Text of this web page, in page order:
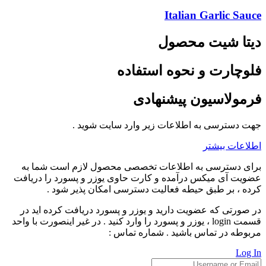
Italian Garlic Sauce
دیتا شیت محصول
فلوچارت و نحوه استفاده
فرمولاسیون پیشنهادی
جهت دسترسی به اطلاعات زیر وارد سایت شوید .
اطلاعات بیشتر
برای دسترسی به اطلاعات تخصصی محصول لازم است شما به
عضویت آی میکس درآمده و کارت حاوی یوزر و پسورد را دریافت
کرده ، بر طبق حیطه فعالیت دسترسی امکان پذیر شود .
در صورتی که عضویت دارید و یوزر و پسورد دریافت کرده اید در
قسمت login ، یوزر و پسورد را وارد کنید . در غیر اینصورت با واحد
مربوطه در تماس باشید . شماره تماس :
Log In